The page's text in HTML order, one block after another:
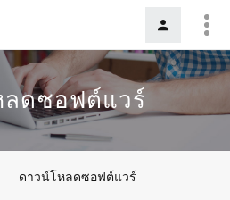
ลดซอฟต์แวร์
ดาวน์โหลดซอฟต์แวร์